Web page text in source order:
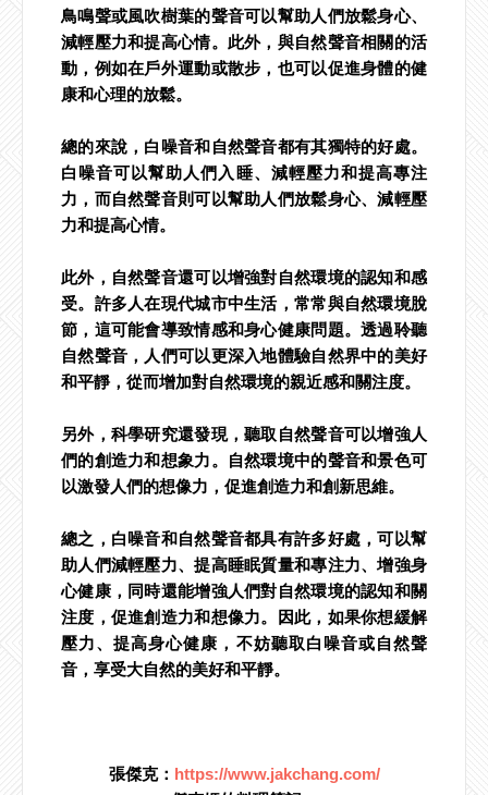
鳥鳴聲或風吹樹葉的聲音可以幫助人們放鬆身心、
減輕壓力和提高心情。此外，與自然聲音相關的活
動，例如在戶外運動或散步，也可以促進身體的健
康和心理的放鬆。
總的來說，白噪音和自然聲音都有其獨特的好處。
白噪音可以幫助人們入睡、減輕壓力和提高專注
力，而自然聲音則可以幫助人們放鬆身心、減輕壓
力和提高心情。
此外，自然聲音還可以增強對自然環境的認知和感
受。許多人在現代城市中生活，常常與自然環境脫
節，這可能會導致情感和身心健康問題。透過聆聽
自然聲音，人們可以更深入地體驗自然界中的美好
和平靜，從而增加對自然環境的親近感和關注度。
另外，科學研究還發現，聽取自然聲音可以增強人
們的創造力和想象力。自然環境中的聲音和景色可
以激發人們的想像力，促進創造力和創新思維。
總之，白噪音和自然聲音都具有許多好處，可以幫
助人們減輕壓力、提高睡眠質量和專注力、增強身
心健康，同時還能增強人們對自然環境的認知和關
注度，促進創造力和想像力。因此，如果你想緩解
壓力、提高身心健康，不妨聽取白噪音或自然聲
音，享受大自然的美好和平靜。
張傑克： https://www.jakchang.com/